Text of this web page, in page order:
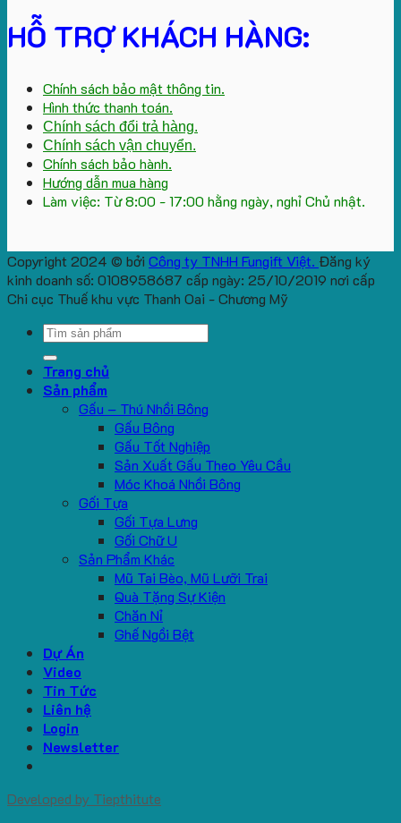
HỖ TRỢ KHÁCH HÀNG:
Chính sách bảo mật thông tin.
Hình thức thanh toán.
Chính sách đổi trả hàng.
Chính sách vận chuyển.
Chính sách bảo hành.
Hướng dẫn mua hàng
Làm việc: Từ 8:00 - 17:00 hằng ngày, nghỉ Chủ nhật.
Copyright 2024 © bởi Công ty TNHH Fungift Việt. Đăng ký
kinh doanh số: 0108958687 cấp ngày: 25/10/2019 nơi cấp
Chi cục Thuế khu vực Thanh Oai - Chương Mỹ
Search
Trang chủ
Sản phẩm
Gấu – Thú Nhồi Bông
Gấu Bông
Gấu Tốt Nghiệp
Sản Xuất Gấu Theo Yêu Cầu
Móc Khoá Nhồi Bông
Gối Tựa
Gối Tựa Lưng
Gối Chữ U
Sản Phẩm Khác
Mũ Tai Bèo, Mũ Lưỡi Trai
Quà Tặng Sự Kiện
Chăn Nỉ
Ghế Ngồi Bệt
Dự Án
Video
Tin Tức
Liên hệ
Login
Newsletter
Developed by Tiepthitute